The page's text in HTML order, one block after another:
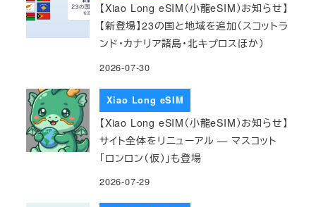
【Xiao Long eSIM（小龍eSIM）お知らせ】
【新登場】23の国と地域を追加（スコットラ
ンド・カナリア諸島・北キプロスほか）
2026-07-30
Xiao Long eSIM
【Xiao Long eSIM（小龍eSIM）お知らせ】
サイト全体をリニューアル — マスコット
「ロンロン（仮）」も登場
2026-07-29